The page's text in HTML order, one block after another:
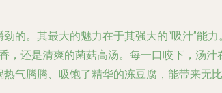
的。其最大的魅力在于其强大的“吸汁”能
还是清爽的菌菇高汤。每一口咬下，汤
气腾腾、吸饱了精华的冻豆腐，能带来无比